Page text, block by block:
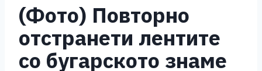
(Фото) Повторно
отстранети лентите
со бугарското знаме